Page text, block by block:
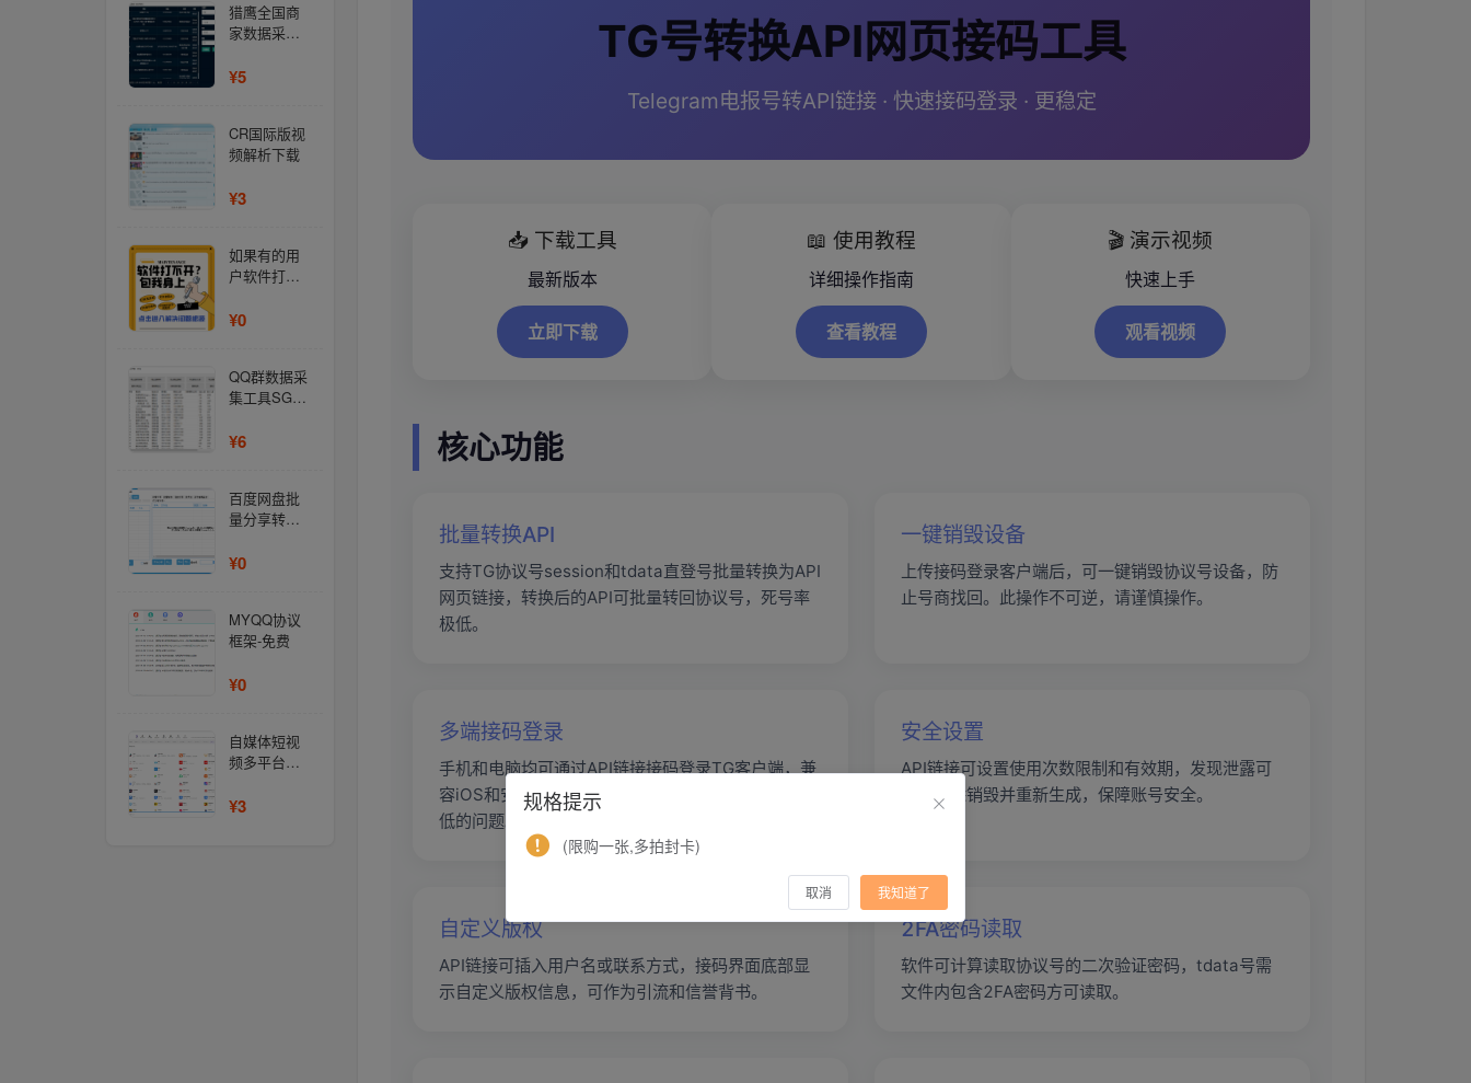
人团长采集
邀约(正版)-
盟招商引流
猎鹰全国商
家数据采集
¥5
CR国际版视
频解析下载
¥3
如果有的用
户软件打不
击尝试解决
¥0
QQ群数据采
集工具SG助
¥6
百度网盘批
量分享转存-
¥0
MYQQ协议
框架-免费
¥0
自媒体短视
频多平台批
支持抖
¥3
TG号转换API网页接码工具
Telegram电报号转API链接 · 快速接码登录 · 更稳定
📥 下载工具
最新版本
立即下载
📖 使用教程
详细操作指南
查看教程
🎬 演示视频
快速上手
观看视频
核心功能
批量转换API
支持TG协议号session和tdata直登号批量转换为API
网页链接，转换后的API可批量转回协议号，死号率
极低。
一键销毁设备
上传接码登录客户端后，可一键销毁协议号设备，防
止号商找回。此操作不可逆，请谨慎操作。
多端接码登录
手机和电脑均可通过API链接接码登录TG客户端，兼
容iOS和安卓虚拟登录，解决iOS直导注册号存活率
低的问题。
安全设置
API链接可设置使用次数限制和有效期，发现泄露可
批量删除销毁并重新生成，保障账号安全。
自定义版权
API链接可插入用户名或联系方式，接码界面底部显
示自定义版权信息，可作为引流和信誉背书。
2FA密码读取
软件可计算读取协议号的二次验证密码，tdata号需
文件内包含2FA密码方可读取。
规格提示
(限购一张,多拍封卡)
取消 我知道了